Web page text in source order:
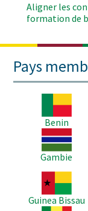
Aligner les
formation de
Pays
Benin
Image
Gambie
Image
Guinea Bissau